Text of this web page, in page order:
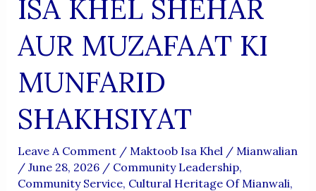
ISA KHEL SHEHAR
AUR MUZAFAAT KI
MUNFARID
SHAKHSIYAT
Leave A Comment / Maktoob Isa Khel / Mianwalian
/ June 28, 2026 / Community Leadership,
Community Service, Cultural Heritage Of Mianwali,